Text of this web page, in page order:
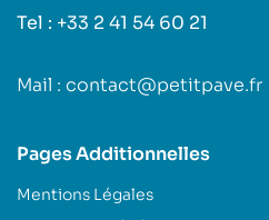
Tel : +33 2 41 54 60 21
Mail : contact@petitpave.fr
Pages Additionnelles
Mentions Légales